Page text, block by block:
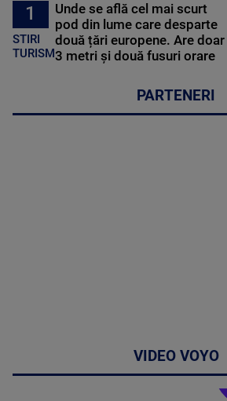
1
STIRI
TURISM
Unde se află cel mai scurt
pod din lume care desparte
două țări europene. Are doar
3 metri și două fusuri orare
PARTENERI
VIDEO VOYO